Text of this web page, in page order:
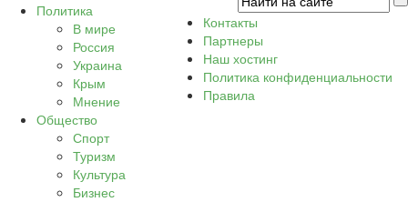
Политика
В мире
Россия
Украина
Крым
Мнение
Общество
Спорт
Туризм
Культура
Бизнес
Контакты
Партнеры
Наш хостинг
Политика конфиденциальности
Правила